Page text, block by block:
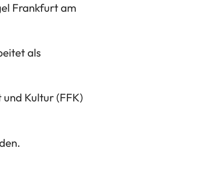
Frankfurt am
als
Kultur (FFK)